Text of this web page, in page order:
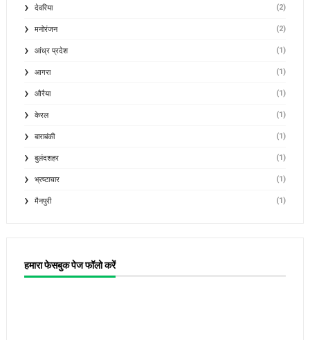
देवरिया (2)
मनोरंजन (2)
आंध्र प्रदेश (1)
आगरा (1)
औरैया (1)
केरल (1)
बाराबंकी (1)
बुलंदशहर (1)
भ्रष्टाचार (1)
मैनपुरी (1)
हमारा फेसबुक पेज फॉलो करें